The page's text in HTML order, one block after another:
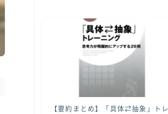
【要約まとめ】「具体⇄抽象」トレ